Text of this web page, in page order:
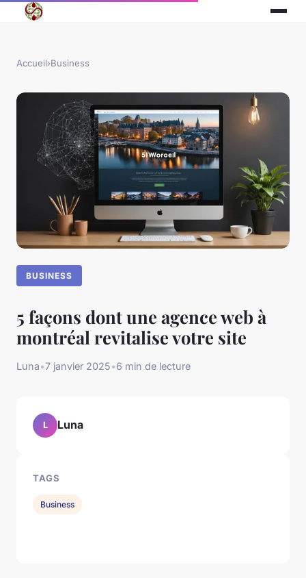
Accueil›Business
BUSINESS
5 façons dont une agence web à
montréal revitalise votre site
Luna•7 janvier 2025•6 min de lecture
L Luna
TAGS
Business